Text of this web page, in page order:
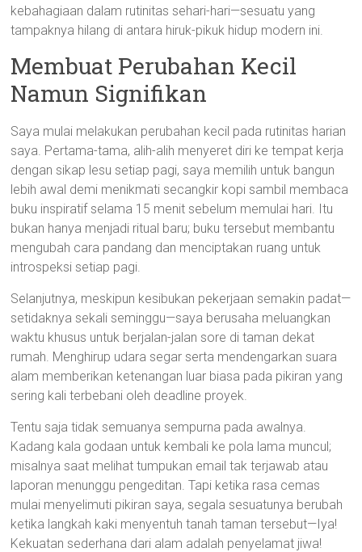
kebahagiaan dalam rutinitas sehari-hari—sesuatu yang
tampaknya hilang di antara hiruk-pikuk hidup modern ini.
Membuat Perubahan Kecil
Namun Signifikan
Saya mulai melakukan perubahan kecil pada rutinitas harian
saya. Pertama-tama, alih-alih menyeret diri ke tempat kerja
dengan sikap lesu setiap pagi, saya memilih untuk bangun
lebih awal demi menikmati secangkir kopi sambil membaca
buku inspiratif selama 15 menit sebelum memulai hari. Itu
bukan hanya menjadi ritual baru; buku tersebut membantu
mengubah cara pandang dan menciptakan ruang untuk
introspeksi setiap pagi.
Selanjutnya, meskipun kesibukan pekerjaan semakin padat—
setidaknya sekali seminggu—saya berusaha meluangkan
waktu khusus untuk berjalan-jalan sore di taman dekat
rumah. Menghirup udara segar serta mendengarkan suara
alam memberikan ketenangan luar biasa pada pikiran yang
sering kali terbebani oleh deadline proyek.
Tentu saja tidak semuanya sempurna pada awalnya.
Kadang kala godaan untuk kembali ke pola lama muncul;
misalnya saat melihat tumpukan email tak terjawab atau
laporan menunggu pengeditan. Tapi ketika rasa cemas
mulai menyelimuti pikiran saya, segala sesuatunya berubah
ketika langkah kaki menyentuh tanah taman tersebut—Iya!
Kekuatan sederhana dari alam adalah penyelamat jiwa!